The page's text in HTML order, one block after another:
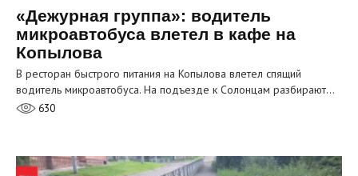
«Дежурная группа»: водитель
микроавтобуса влетел в кафе на
Копылова
В ресторан быстрого питания на Копылова влетел спящий
водитель микроавтобуса. На подъезде к Солонцам разбирают…
630